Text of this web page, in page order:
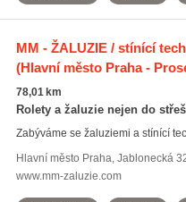
MM - ŽALUZIE / stínící
(Hlavní město Praha -
78,01 km
Rolety a žaluzie nejen do
Zabýváme se žaluziemi a stínící
Hlavní město Praha, Jablonecká
www.mm-zaluzie.com